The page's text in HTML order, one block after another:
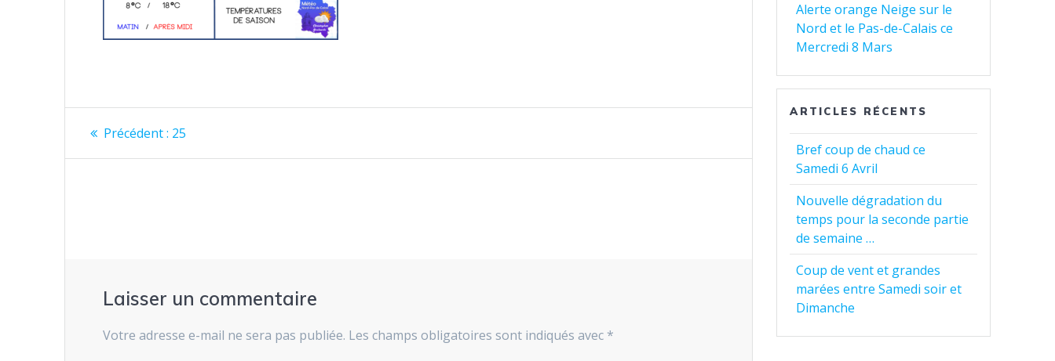
Navigation
de
Précédent : Article
25
Laisser un commentaire
Votre adresse e-mail ne sera pas publiée. Les champs obligatoires sont indiqués avec *
Alerte orange Neige sur le
Nord et le Pas-de-Calais ce
Mercredi 8 Mars
ARTICLES RÉCENTS
Bref coup de chaud ce
Samedi 6 Avril
Nouvelle dégradation du
temps pour la seconde partie
de semaine …
Coup de vent et grandes
marées entre Samedi soir et
Dimanche